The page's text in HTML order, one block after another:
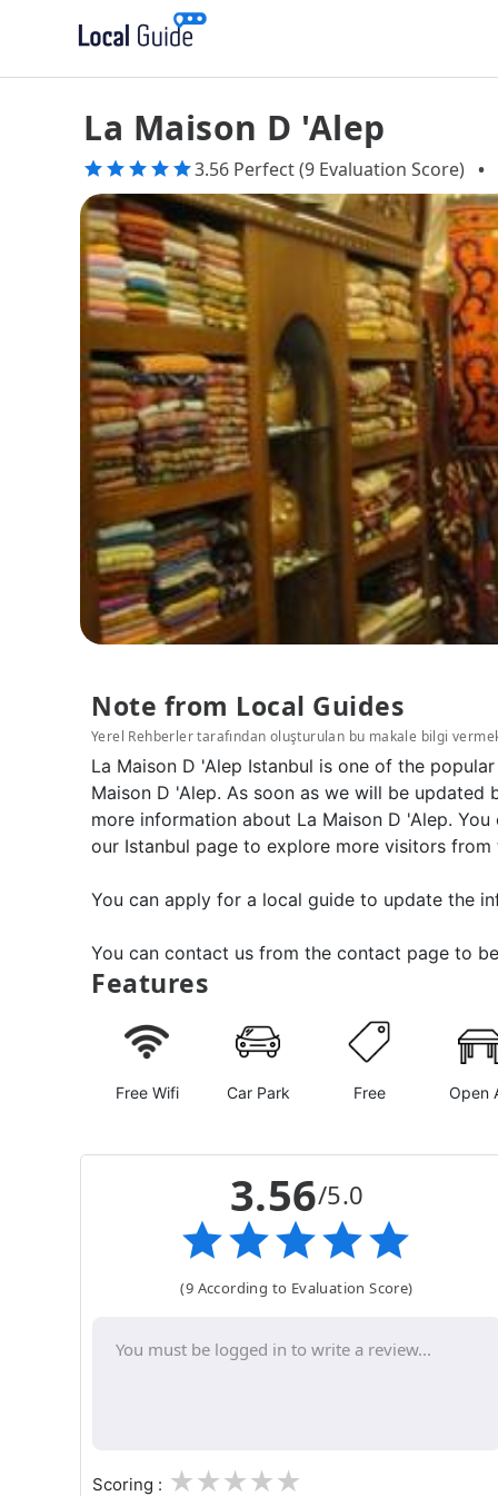
La Maison D 'Alep
3.56 Perfect (9 Evaluation Score) •
Note from Local Guides
Yerel Rehberler tarafından oluşturulan bu makale bilgi
La Maison D 'Alep Istanbul is one of the
Maison D 'Alep. As soon as we will be
more information about La Maison D 'Alep.
our Istanbul page to explore more visitors from
You can apply for a local guide to update the
You can contact us from the contact page to
Features
Free Wifi Car Park Free Open
3.56/5.0
(9 According to Evaluation Score)
Scoring : 3
2
1